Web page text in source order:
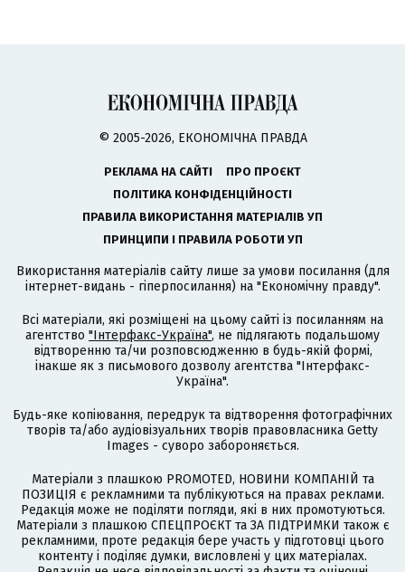
© 2005-2026, ЕКОНОМІЧНА ПРАВДА
РЕКЛАМА НА САЙТІ
ПРО ПРОЄКТ
ПОЛІТИКА КОНФІДЕНЦІЙНОСТІ
ПРАВИЛА ВИКОРИСТАННЯ МАТЕРІАЛІВ УП
ПРИНЦИПИ І ПРАВИЛА РОБОТИ УП
Використання матеріалів сайту лише за умови посилання (для
інтернет-видань - гіперпосилання) на "Економічну правду".
Всі матеріали, які розміщені на цьому сайті із посиланням на
агентство "Інтерфакс-Україна", не підлягають подальшому
відтворенню та/чи розповсюдженню в будь-якій формі,
інакше як з письмового дозволу агентства "Інтерфакс-
Україна".
Будь-яке копіювання, передрук та відтворення фотографічних
творів та/або аудіовізуальних творів правовласника Getty
Images - суворо забороняється.
Матеріали з плашкою PROMOTED, НОВИНИ КОМПАНІЙ та
ПОЗИЦІЯ є рекламними та публікуються на правах реклами.
Редакція може не поділяти погляди, які в них промотуються.
Матеріали з плашкою СПЕЦПРОЄКТ та ЗА ПІДТРИМКИ також є
рекламними, проте редакція бере участь у підготовці цього
контенту і поділяє думки, висловлені у цих матеріалах.